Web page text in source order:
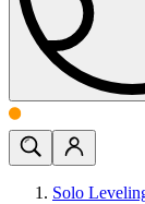
Solo